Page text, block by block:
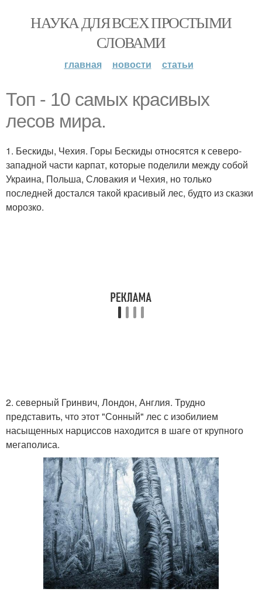
НАУКА ДЛЯ ВСЕХ ПРОСТЫМИ
СЛОВАМИ
главная новости статьи
Топ - 10 самых красивых
лесов мира.
1. Бескиды, Чехия. Горы Бескиды относятся к северо-
западной части карпат, которые поделили между собой
Украина, Польша, Словакия и Чехия, но только
последней достался такой красивый лес, будто из сказки
морозко.
2. северный Гринвич, Лондон, Англия. Трудно
представить, что этот "Сонный" лес с изобилием
насыщенных нарциссов находится в шаге от крупного
мегаполиса.